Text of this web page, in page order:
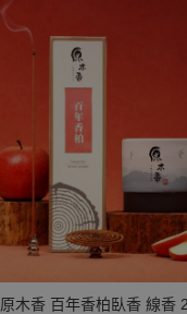
原木香 百年香柏臥香 線香